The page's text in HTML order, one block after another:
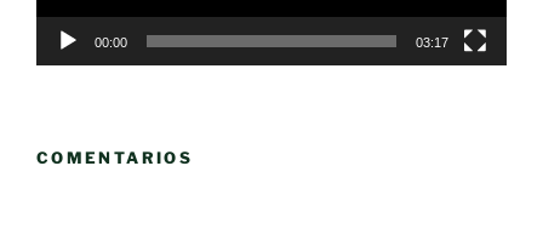
00:00 03:17
COMENTARIOS